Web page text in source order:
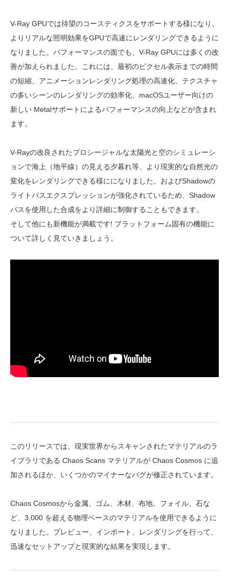
V-Ray GPUでは待望のコースティクスをサポートする様になり、
よりリアルな照明効果をGPUで高速にレンダリングできるように
なりました。パフォーマンスの面でも、V-Ray GPUには多くの改
善が加えられました。これには、最初のピクセル表示までの時間
の短縮、アニメーションレンダリング処理の高速化、テクスチャ
の多いシーンのレンダリングの効率化、macOSユーザー向けの
新しい Metalサポートによるパフォーマンスの向上などが含まれ
ます。
V-Rayの改良されたプロシージャルな太陽光と空のシミュレーシ
ョンで海上（地平線）の見える夕暮れ等、より現実的な自然光の
変化をレンダリングできる様にになりました。およびShadowの
ライトパスエクスプレッションが強化されているため、Shadow
パスを使用した合成をより詳細に制御することもできます。
そして他にも新機能が満載です! プラットフォーム固有の機能に
ついて詳しく見ていきましょう。
このリリースでは、現実世界からスキャンされたマテリアルのラ
イブラリである Chaos Scans マテリアルが Chaos Cosmos に追
加されるほか、いくつかのマイナーなバグが修正されています。
Chaos Cosmosから金属、ゴム、木材、布地、フォイル、石な
ど、3,000 を超える物理ベースのマテリアルを使用できるように
なりました。プレビュー、インポート、レンダリングを行って、
迅速なセットアップと現実的な結果を実現します。